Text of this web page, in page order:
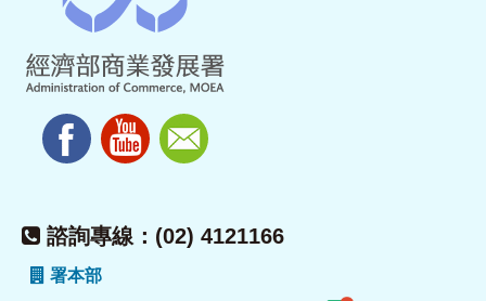
諮詢專線：(02) 4121166
署本部